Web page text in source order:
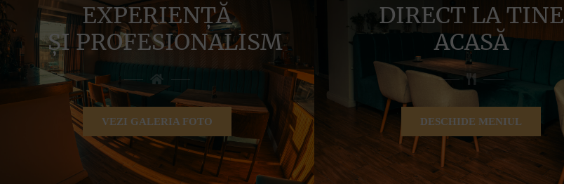
EXPERIENȚĂ
ȘI PROFESIONALISM
VEZI GALERIA FOTO
DIRECT LA TINE
ACASĂ
DESCHIDE MENIUL